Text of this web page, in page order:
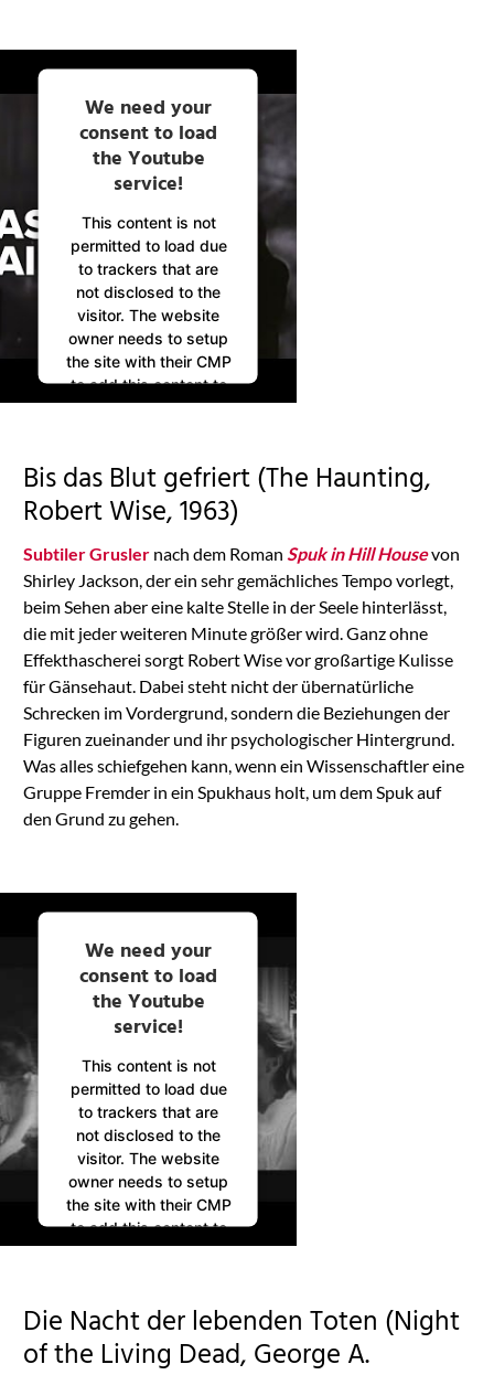
We need your
consent to load
the Youtube
service!
This content is not
permitted to load due
to trackers that are
not disclosed to the
visitor. The website
owner needs to setup
the site with their CMP
to add this content to
the list of technologies
Usercentrics Consent
Management
Platform
Bis das Blut gefriert (The Haunting,
Robert Wise, 1963)
Subtiler Gruslernach dem Roman Spuk in Hill Housevon
Shirley Jackson, der ein sehr gemächliches Tempo vorlegt,
beim Sehen aber eine kalte Stelle in der Seele hinterlässt,
die mit jeder weiteren Minute größer wird. Ganz ohne
Effekthascherei sorgt Robert Wise vor großartige Kulisse
für Gänsehaut. Dabei steht nicht der übernatürliche
Schrecken im Vordergrund, sondern die Beziehungen der
Figuren zueinander und ihr psychologischer Hintergrund.
Was alles schiefgehen kann, wenn ein Wissenschaftler eine
Gruppe Fremder in ein Spukhaus holt, um dem Spuk auf
den Grund zu gehen.
We need your
consent to load
the Youtube
service!
This content is not
permitted to load due
to trackers that are
not disclosed to the
visitor. The website
owner needs to setup
the site with their CMP
to add this content to
the list of technologies
Usercentrics Consent
Management
Platform
Die Nacht der lebenden Toten (Night
of the Living Dead, George A.